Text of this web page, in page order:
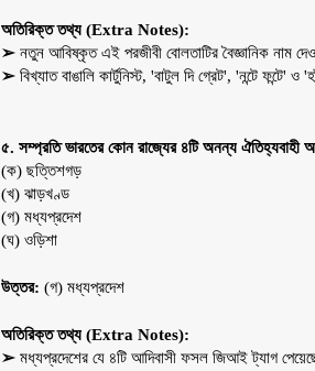
অতিরিক্ত তথ্য (Extra Notes):
➢ নতুন আবিষ্কৃত এই পরজীবী বোলতাটির বৈজ্ঞানিক নাম
➢ বিখ্যাত বাঙালি কার্টুনিস্ট, 'বাটুল দি গ্রেট', 'নন্টে ফন্টে'
৫. সম্প্রতি ভারতের কোন রাজ্যের ৪টি অনন্য
(ক) ছত্তিশগড়
(খ) ঝাড়খণ্ড
(গ) মধ্যপ্রদেশ
(ঘ) ওড়িশা
উত্তর: (গ) মধ্যপ্রদেশ
অতিরিক্ত তথ্য (Extra Notes):
➢ মধ্যপ্রদেশের যে ৪টি আদিবাসী ফসল জিআই ট্যাগ